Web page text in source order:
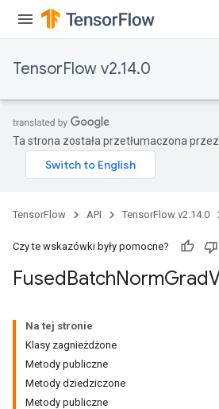
TensorFlow v2.14.0
Ta strona została przetłumaczona przez
TensorFlow API TensorFlow v2.14.0
Czy te wskazówki były pomocne?
FusedBatchNormGrad
Na tej stronie
Klasy zagnieżdżone
Metody publiczne
Metody dziedziczone
Metody publiczne